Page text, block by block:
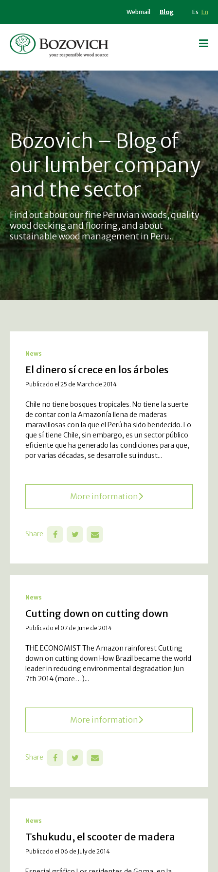
Webmail Blog Es En
Bozovich – Blog of
our lumber company
and the sector
Find out about our fine Peruvian woods, quality
wood decking and flooring, and about
sustainable wood management in Peru.
News
El dinero sí crece en los árboles
Publicado el 25 de March de 2014
Chile no tiene bosques tropicales. No tiene la suerte
de contar con la Amazonía llena de maderas
maravillosas con la que el Perú ha sido bendecido. Lo
que sí tiene Chile, sin embargo, es un sector público
eficiente que ha generado las condiciones para que,
por varias décadas, se desarrolle su indust...
More information
Share
News
Cutting down on cutting down
Publicado el 07 de June de 2014
THE ECONOMIST The Amazon rainforest Cutting
down on cutting down How Brazil became the world
leader in reducing environmental degradation Jun
7th 2014 (more…)...
More information
Share
News
Tshukudu, el scooter de madera
Publicado el 06 de July de 2014